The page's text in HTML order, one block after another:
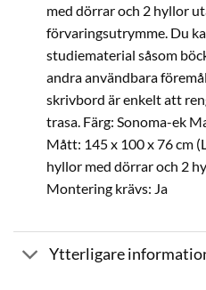
med dörrar och 2 hyllor
förvaringsutrymme. Du
studiematerial såsom
andra användbara
skrivbord är enkelt att
trasa. Färg: Sonoma-ek
Mått: 145 x 100 x 76 cm
hyllor med dörrar och 2
Montering krävs: Ja
Ytterligare